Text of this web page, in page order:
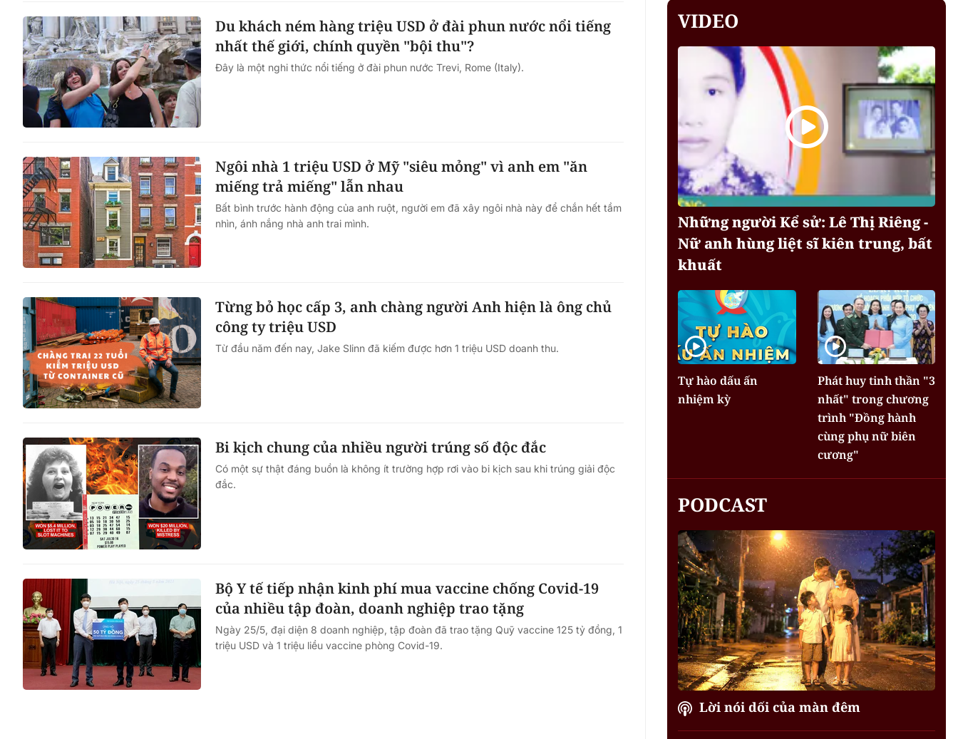
Du khách ném hàng triệu USD ở đài phun nước nổi tiếng
nhất thế giới, chính quyền "bội thu"?
Đây là một nghi thức nổi tiếng ở đài phun nước Trevi, Rome (Italy).
Ngôi nhà 1 triệu USD ở Mỹ "siêu mỏng" vì anh em "ăn
miếng trả miếng" lẫn nhau
Bất bình trước hành động của anh ruột, người em đã xây ngôi nhà này để chắn hết tầm
nhìn, ánh nắng nhà anh trai mình.
Từng bỏ học cấp 3, anh chàng người Anh hiện là ông chủ
công ty triệu USD
Từ đầu năm đến nay, Jake Slinn đã kiếm được hơn 1 triệu USD doanh thu.
Bi kịch chung của nhiều người trúng số độc đắc
Có một sự thật đáng buồn là không ít trường hợp rơi vào bi kịch sau khi trúng giải độc
đắc.
Bộ Y tế tiếp nhận kinh phí mua vaccine chống Covid-19
của nhiều tập đoàn, doanh nghiệp trao tặng
Ngày 25/5, đại diện 8 doanh nghiệp, tập đoàn đã trao tặng Quỹ vaccine 125 tỷ đồng, 1
triệu USD và 1 triệu liều vaccine phòng Covid-19.
VIDEO
Những người Kể sử: Lê Thị Riêng -
Nữ anh hùng liệt sĩ kiên trung, bất
khuất
Tự hào dấu ấn
nhiệm kỳ
Phát huy tinh thần "3
nhất" trong chương
trình "Đồng hành
cùng phụ nữ biên
cương"
PODCAST
Lời nói dối của màn đêm